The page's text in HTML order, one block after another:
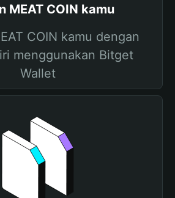
MEAT COIN kamu
COIN kamu dengan
menggunakan Bitget
Wallet